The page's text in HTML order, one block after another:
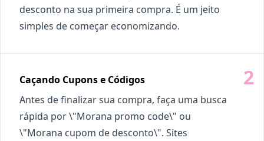
desconto na sua primeira compra. É um jeito
simples de começar economizando.
Caçando Cupons e Códigos
Antes de finalizar sua compra, faça uma busca
rápida por \"Morana promo code\" ou
\"Morana cupom de desconto\". Sites